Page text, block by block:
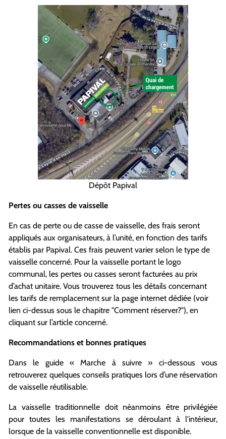
Dépôt Papival
Pertes ou casses de vaisselle
En cas de perte ou de casse de vaisselle, des frais seront
appliqués aux organisateurs, à l’unité, en fonction des tarifs
établis par Papival. Ces frais peuvent varier selon le type de
vaisselle concerné. Pour la vaisselle portant le logo
communal, les pertes ou casses seront facturées au prix
d’achat unitaire. Vous trouverez tous les détails concernant
les tarifs de remplacement sur la page internet dédiée (voir
lien ci-dessus sous le chapitre "Comment réserver?"), en
cliquant sur l’article concerné.
Recommandations et bonnes pratiques
Dans le guide « Marche à suivre » ci-dessous vous
retrouverez quelques conseils pratiques lors d’une réservation
de vaisselle réutilisable.
La vaisselle traditionnelle doit néanmoins être privilégiée
pour toutes les manifestations se déroulant à l'intérieur,
lorsque de la vaisselle conventionnelle est disponible.